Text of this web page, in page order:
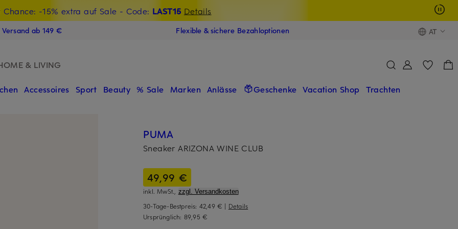
Chance: -15% extra auf Sale - Code: LAST15 Details
Willkommensgutschein mit Beyond sichern
ab 149 € Flexible & sichere Bezahloptionen AT
& LIVING
Accessoires Sport Beauty % Sale Marken Anlässe Geschenke Vacation Shop Trachten
PUMA
Sneaker ARIZONA WINE CLUB
49,99 €
inkl. MwSt., zzgl. Versandkosten
30-Tage-Bestpreis: 42,49 € | Details
Ursprünglich: 89,95 €